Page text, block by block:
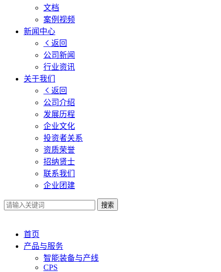
文档
案例视频
新闻中心
返回
公司新闻
行业资讯
关于我们
返回
公司介绍
发展历程
企业文化
投资者关系
资质荣誉
招纳贤士
联系我们
企业团建
搜索
首页
产品与服务
智能装备与产线
CPS